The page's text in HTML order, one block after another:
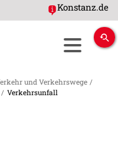
Konstanz.de
und Verkehrswege /
/ Verkehrsunfall